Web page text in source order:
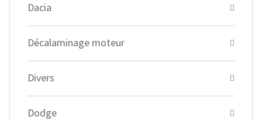
Dacia
Décalaminage moteur
Divers
Dodge